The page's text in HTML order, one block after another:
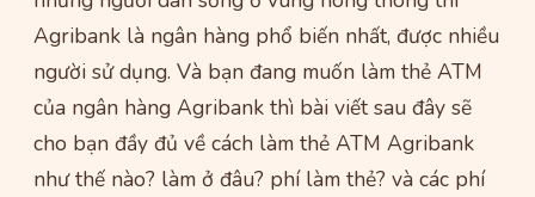
Agribank là ngân hàng phổ biến nhất, được nhiều
người sử dụng. Và bạn đang muốn làm thẻ ATM
của ngân hàng Agribank thì bài viết sau đây sẽ
cho bạn đầy đủ về cách làm thẻ ATM Agribank
như thế nào? làm ở đâu? phí làm thẻ? và các phí